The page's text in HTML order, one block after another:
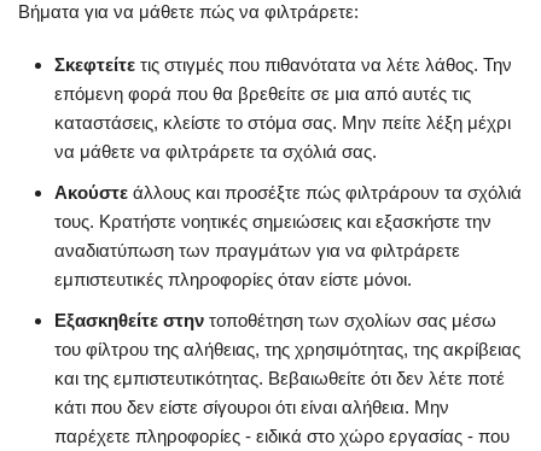
Βήματα για να μάθετε πώς να φιλτράρετε:
Σκεφτείτε τις στιγμές που πιθανότατα να λέτε λάθος. Την
επόμενη φορά που θα βρεθείτε σε μια από αυτές τις
καταστάσεις, κλείστε το στόμα σας. Μην πείτε λέξη μέχρι
να μάθετε να φιλτράρετε τα σχόλιά σας.
Ακούστε άλλους και προσέξτε πώς φιλτράρουν τα σχόλιά
τους. Κρατήστε νοητικές σημειώσεις και εξασκήστε την
αναδιατύπωση των πραγμάτων για να φιλτράρετε
εμπιστευτικές πληροφορίες όταν είστε μόνοι.
Εξασκηθείτε στην τοποθέτηση των σχολίων σας μέσω
του φίλτρου της αλήθειας, της χρησιμότητας, της ακρίβειας
και της εμπιστευτικότητας. Βεβαιωθείτε ότι δεν λέτε ποτέ
κάτι που δεν είστε σίγουροι ότι είναι αλήθεια. Μην
παρέχετε πληροφορίες - ειδικά στο χώρο εργασίας - που